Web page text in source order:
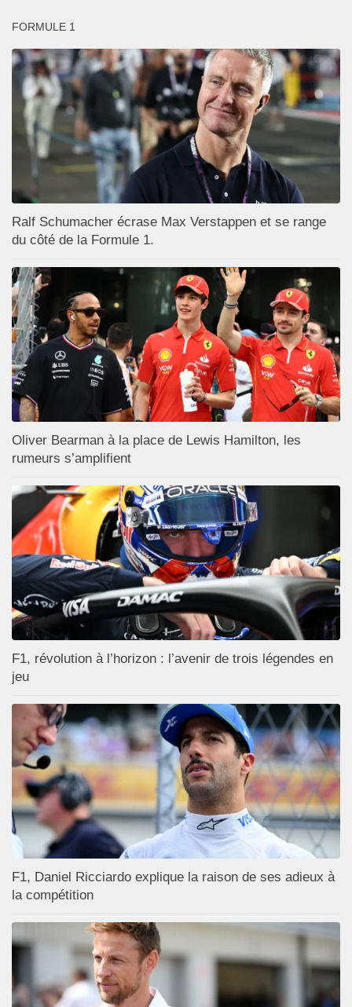
FORMULE 1
Ralf Schumacher écrase Max Verstappen et se range
du côté de la Formule 1.
Oliver Bearman à la place de Lewis Hamilton, les
rumeurs s’amplifient
F1, révolution à l’horizon : l’avenir de trois légendes en
jeu
F1, Daniel Ricciardo explique la raison de ses adieux à
la compétition